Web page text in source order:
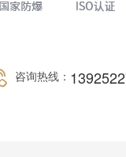
咨询热线：